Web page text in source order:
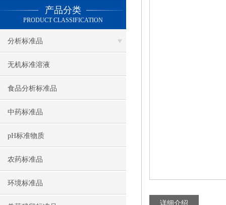
产品分类
PRODUCT CLASSIFICATION
分析标准品
无机标准溶液
食品分析标准品
中药标准品
pH标准物质
农药标准品
环境标准品
详细介绍